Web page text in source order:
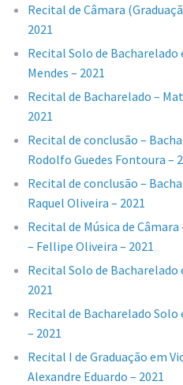
Recital de Câmara
2021
Recital Solo de
Mendes – 2021
Recital de Bacharelado –
2021
Recital de conclusão –
Rodolfo Guedes Fontoura –
Recital de conclusão –
Raquel Oliveira – 2021
Recital de Música de
– Fellipe Oliveira – 2021
Recital Solo de Bacharelado
2021
Recital de Bacharelado
– 2021
Recital I de Graduação em
Alexandre Eduardo – 2021